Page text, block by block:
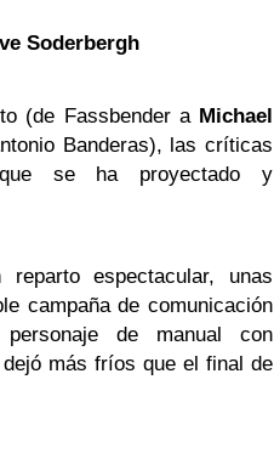
Soderbergh
(de Fassbender a Michael
Banderas), las críticas
se ha proyectado y
reparto espectacular, unas
campaña de comunicación
de manual con
más fríos que el final de